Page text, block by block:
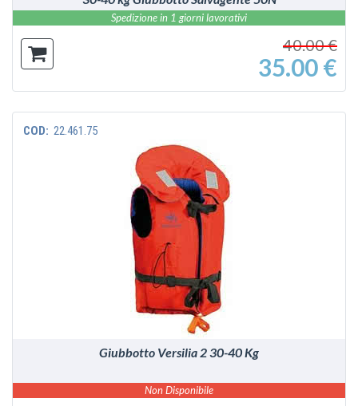
Spedizione in 1 giorni lavorativi
40.00 €
35.00 €
COD: 22.461.75
VEDI
Giubbotto Versilia 2 30-40 Kg
Non Disponibile